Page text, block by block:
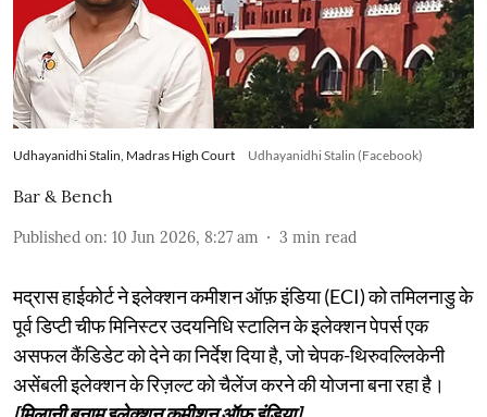
Udhayanidhi Stalin, Madras High Court Udhayanidhi Stalin (Facebook)
Bar & Bench
Published on: 10 Jun 2026, 8:27 am 3 min read
मद्रास हाईकोर्ट ने इलेक्शन कमीशन ऑफ़ इंडिया (ECI) को तमिलनाडु के
पूर्व डिप्टी चीफ मिनिस्टर उदयनिधि स्टालिन के इलेक्शन पेपर्स एक
असफल कैंडिडेट को देने का निर्देश दिया है, जो चेपक-थिरुवल्लिकेनी
असेंबली इलेक्शन के रिज़ल्ट को चैलेंज करने की योजना बना रहा है।